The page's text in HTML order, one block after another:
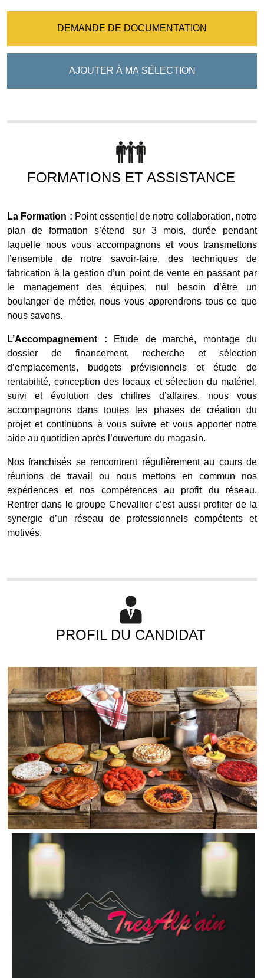
DEMANDE DE DOCUMENTATION
AJOUTER À MA SÉLECTION
FORMATIONS ET ASSISTANCE
La Formation : Point essentiel de notre collaboration, notre
plan de formation s’étend sur 3 mois, durée pendant
laquelle nous vous accompagnons et vous transmettons
l’ensemble de notre savoir-faire, des techniques de
fabrication à la gestion d’un point de vente en passant par
le management des équipes, nul besoin d’être un
boulanger de métier, nous vous apprendrons tous ce que
nous savons.
L’Accompagnement : Etude de marché, montage du
dossier de financement, recherche et sélection
d’emplacements, budgets prévisionnels et étude de
rentabilité, conception des locaux et sélection du matériel,
suivi et évolution des chiffres d’affaires, nous vous
accompagnons dans toutes les phases de création du
projet et continuons à vous suivre et vous apporter notre
aide au quotidien après l’ouverture du magasin.
Nos franchisés se rencontrent régulièrement au cours de
réunions de travail ou nous mettons en commun nos
expériences et nos compétences au profit du réseau.
Rentrer dans le groupe Chevallier c’est aussi profiter de la
synergie d’un réseau de professionnels compétents et
motivés.
PROFIL DU CANDIDAT